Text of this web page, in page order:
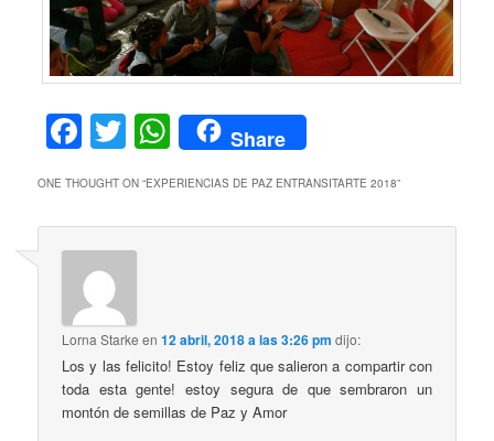
Facebook
Twitter
WhatsApp
Share
ONE THOUGHT ON “EXPERIENCIAS DE PAZ ENTRANSITARTE 2018”
Lorna Starke en12 abril, 2018 a las 3:26 pm dijo:
Los y las felicito! Estoy feliz que salieron a compartir con
toda esta gente! estoy segura de que sembraron un
montón de semillas de Paz y Amor